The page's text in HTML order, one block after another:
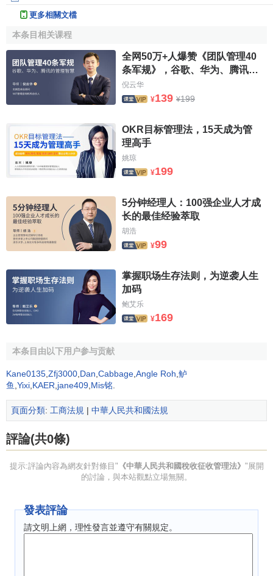
各有關部門和單位應當支持、協助稅務機關依法執行職
稅務機關依法執行職務，任何單位和個人不得阻撓。
第六條國家有計劃地用現代信息技術 裝備各級稅務機
關，加強
稅收征收管理信息系統
的現代化建設，建立、健全
稅務機關與政府其他管理機關的
納稅人、扣繳義務人和其他有關單位應當按照國家有關
規定如實向稅務機關提供與納稅和代扣代繳、代收代繳稅款
有關的信息。
及納稅知識，無償地為納稅人提供納稅咨詢服務。
第八條納稅人、扣繳義務人有權向稅務機關瞭解
收法律、行政法規的規定以及與納稅程式有關的情況。
納稅人、扣繳義務人有權要求稅務機關為納稅人、扣繳
義務人的情況保密。稅務機關應當依法為納稅人、扣繳義務
人的情況保密。
納稅人依法享有申請減稅、免稅、退稅
納稅人、扣繳義務人對稅務機關所作出的決定，享有陳
求國家賠償等權利。
納稅人、扣繳義務人有權控告和檢舉稅務機關、稅務人
員的違法違紀行為。
第九條稅務機關應當加強隊伍建設，提高稅務人員的政
治業務素質。
的權利，依法接受監督。
更多相關文檔
本条目相关课程
全网50万+人爆赞《团队管理40
条军规》，谷歌、华为、腾讯的
管理智慧
倪云华
¥139 ¥199
OKR目标管理法，15天成为管
理高手
姚琼
¥199
5分钟经理人：100强企业人才成
长的最佳经验萃取
胡浩
¥99
掌握职场生存法则，为逆袭人生
加码
鲍艾乐
¥169
本条目由以下用户参与贡献
Kane0135 Zfj3000 Dan Cabbage Angle Roh 鲈
鱼 Yixi KAER jane409 Mis铭
頁面分類: 工商法規 | 中華人民共和國法規
評論(共0條)
提示:評論內容為網友針對條目" 《中華人民共和國稅收征收管理法》 "展開
的討論，與本站觀點立場無關。
發表評論
請文明上網，理性發言並遵守有關規定。